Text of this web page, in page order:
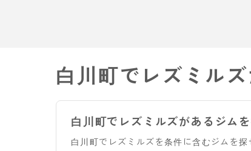
白川町でレズミル
白川町でレズミルズがあるジム
白川町でレズミルズを条件に含むジムを